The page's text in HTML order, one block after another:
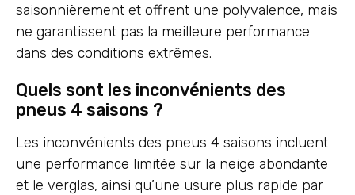
saisonnièrement et offrent une polyvalence, mais
ne garantissent pas la meilleure performance
dans des conditions extrêmes.
Quels sont les inconvénients des
pneus 4 saisons ?
Les inconvénients des pneus 4 saisons incluent
une performance limitée sur la neige abondante
et le verglas, ainsi qu’une usure plus rapide par